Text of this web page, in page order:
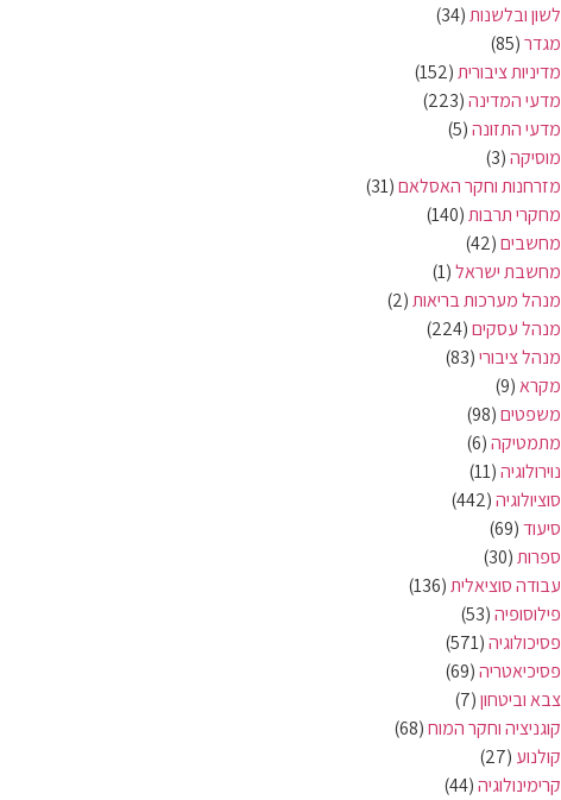
לשון ובלשנות(34)
מגדר(85)
מדיניות ציבורית(152)
מדעי המדינה(223)
מדעי התזונה(5)
מוסיקה(3)
מזרחנות וחקר האסלאם(31)
מחקרי תרבות(140)
מחשבים(42)
מחשבת ישראל(1)
מנהל מערכות בריאות(2)
מנהל עסקים(224)
מנהל ציבורי(83)
מקרא(9)
משפטים(98)
מתמטיקה(6)
נוירולוגיה(11)
סוציולוגיה(442)
סיעוד(69)
ספרות(30)
עבודה סוציאלית(136)
פילוסופיה(53)
פסיכולוגיה(571)
פסיכיאטריה(69)
צבא וביטחון(7)
קוגניציה וחקר המוח(68)
קולנוע (27)
קרימינולוגיה(44)